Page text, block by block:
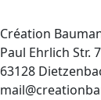
Création
Paul Ehrlich Str. 7
63128